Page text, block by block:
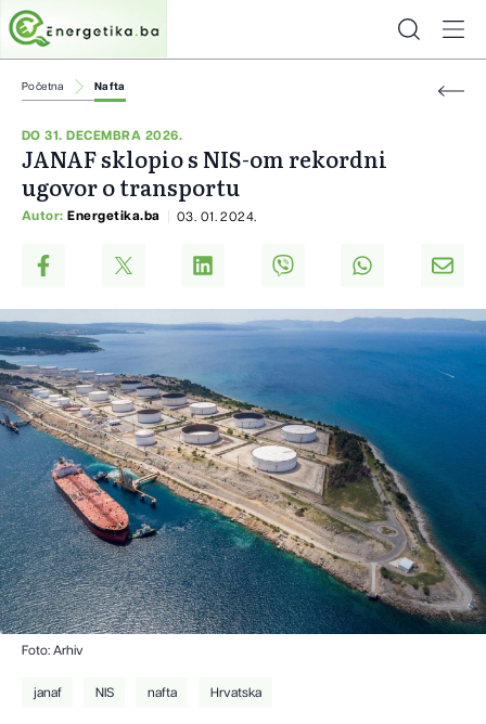
Početna Nafta
DO 31. DECEMBRA 2026.
JANAF sklopio s NIS-om rekordni
ugovor o transportu
Autor: Energetika.ba 03. 01. 2024.
Foto: Arhiv
janaf NIS nafta Hrvatska